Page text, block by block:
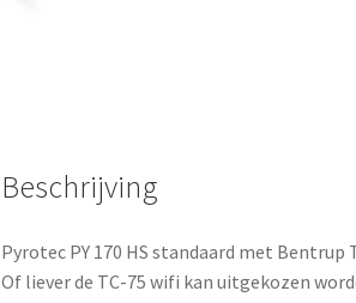
Beschrijving
Pyrotec PY 170 HS standaard met Bentrup
Of liever de TC-75 wifi kan uitgekozen